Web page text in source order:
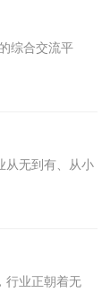
综合交流平
从无到有、从小
行业正朝着无